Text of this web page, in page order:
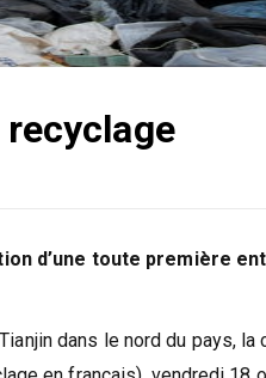
d’une toute première
dans le nord du pays, la